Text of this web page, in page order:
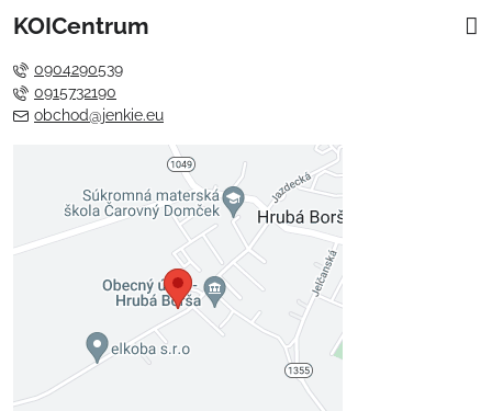
KOICentrum
0904290539
0915732190
obchod@jenkie.eu
Externý obsah je blokovaný
Voľbami súkromia
Prajete si načítať externý obsah?
Povoliť tentokrát
Povoliť a zapamätať - súhlas s